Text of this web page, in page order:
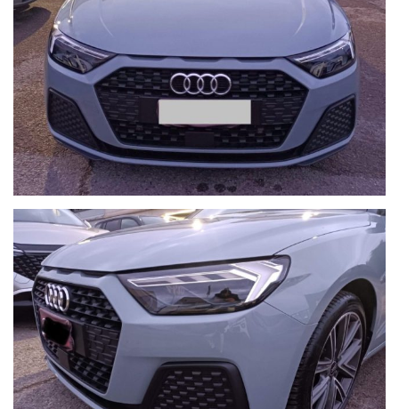
VISITA IL NOSTRO SITO TROVERAI UNA VASTA GAMMA DI
VETTURE USATE ,VETTURE NUOVE & SEMINUOVE & KM0, E
PRODOTTI COMMERCIALI
ECCO ALCUNI DEI NOSTRI SERVIZI:
- GARANZIA 12 MESI SU TUTTO L'USATO
- FINANZIAMENTI IN SEDE A TASSO AGEVOLATO CON
ANTICIPOZERO
- VALUTAZIONE E RITIRO DEL VOSTRO USATO
- PACCHETTI ASSICURATIVI FURTO INCENDIO & RAPINA
- INSTALLAZIONE DI ANTIFURTI / BLOCK SHAFT
PER ULTERIORI INFORMAZIONI NON ESITARE A
CONTATTARCI,
UNO DEI NOSTRI RESPONSABILI SARA' A TUA DISPOSIZIONE
PER LA SCELTA GIUSTA!!!
!!AL FINE DI GARANTIRVI UN MIGLIOR SERVIZIO
E'PREFERIBILE FISSARE UN APPUNTAMENTO CON UN
NOSTRO VENDITORE !!
NB.
Il costo del passaggio di proprieta' varia in base ai kw della
vettura , ed è a carico dell'acquirente salvo diverse offerte.
il valore della permuta puo' essere stabilito solo previa visione.